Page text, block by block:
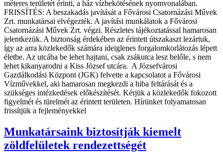
méteres területét érinti, a ház vízbekötésének nyomvonalában.
FRISSÍTÉS: A beszakadás javítását a Fővárosi Csatornázási Művek
Zrt. munkatársai elvégezték. A javítási munkálatok a Fővárosi
Csatornázási Művek Zrt. végzi. Részletes tájékoztatással hamarosan
jelentkezük. A biztonság érdekében az érintett útszakaszt lezártuk,
így az arra közlekedők számára ideiglenes forgalomkorlátozás lépett
életbe. Az utcába be lehet hajtani, csak zsákutca lesz belőle, s nem
lehet kikanyarodni a Kiss József utcára. A Józsefvárosi
Gazdálkodási Központ (JGK) felvette a kapcsolatot a Fővárosi
Vízművekkel, aki hamarosan megkezdi a hiba feltárását és a
szükséges intézkedések előkészítését. Kérjük a közlekedők fokozott
figyelmét és türelmét az érintett területen. Hírünket folyamatosan
frissítjük a fejleményekkel
Munkatársaink biztosítják kiemelt
zöldfelületek rendezettségét